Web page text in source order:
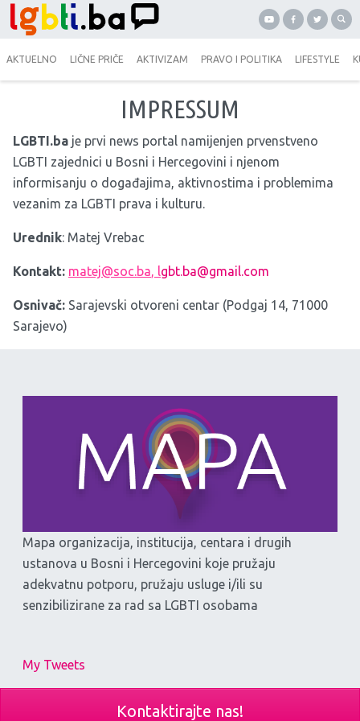
AKTUELNO LIČNE PRIČE AKTIVIZAM PRAVO I POLITIKA LIFESTYLE
IMPRESSUM
LGBTI.ba je prvi news portal namijenjen prvenstveno
LGBTI zajednici u Bosni i Hercegovini i njenom
informisanju o događajima, aktivnostima i problemima
vezanim za LGBTI prava i kulturu.
Urednik: Matej Vrebac
Kontakt: matej@soc.ba, lgbt.ba@gmail.com
Osnivač: Sarajevski otvoreni centar (Podgaj 14, 71000
Sarajevo)
Mapa organizacija, institucija, centara i drugih
ustanova u Bosni i Hercegovini koje pružaju
adekvatnu potporu, pružaju usluge i/ili su
senzibilizirane za rad sa LGBTI osobama
My Tweets
Kontaktirajte nas!